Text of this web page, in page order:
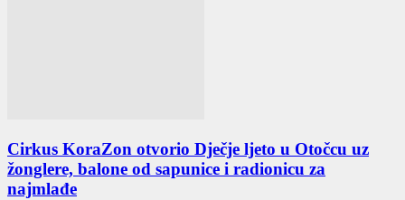
Cirkus KoraZon otvorio Dječje ljeto u Otočcu uz
žonglere, balone od sapunice i radionicu za
najmlađe